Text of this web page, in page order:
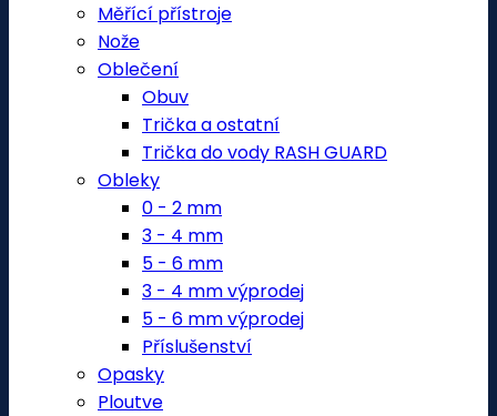
Měřící přístroje
Nože
Oblečení
Obuv
Trička a ostatní
Trička do vody RASH GUARD
Obleky
0 - 2 mm
3 - 4 mm
5 - 6 mm
3 - 4 mm výprodej
5 - 6 mm výprodej
Příslušenství
Opasky
Ploutve